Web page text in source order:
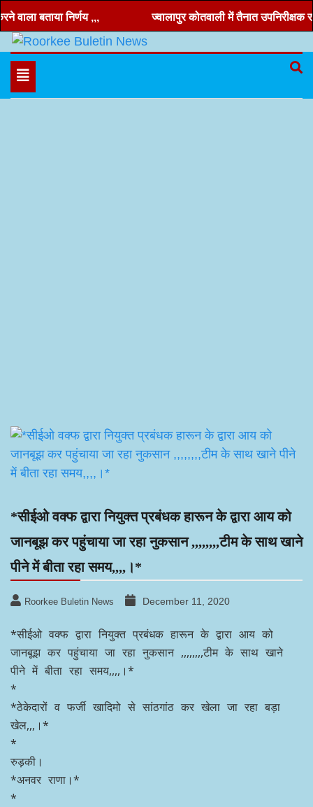
Skip
to
content
बताया निर्णय ,,, ज्वालापुर कोतवाली में तैनात उपनिरीक्षक
Roorkee Buletin News
Hindi news, roorkee news, Uttarakhand news
Toggle
navigation
*सीईओ वक्फ द्वारा नियुक्त प्रबंधक हारून के द्वारा आय को
जानबूझ कर पहुंचाया जा रहा नुकसान ,,,,,,,,टीम के साथ खाने
पीने में बीता रहा समय,,,,।*
Roorkee Buletin News December 11, 2020
*सीईओ वक्फ द्वारा नियुक्त प्रबंधक हारून के द्वारा आय को
जानबूझ कर पहुंचाया जा रहा नुकसान ,,,,,,,,टीम के साथ खाने
पीने में बीता रहा समय,,,,।*
*
*ठेकेदारों व फर्जी खादिमो से सांठगांठ कर खेला जा रहा बड़ा
खेल,,,।*
*
रुड़की।
*अनवर राणा।*
*